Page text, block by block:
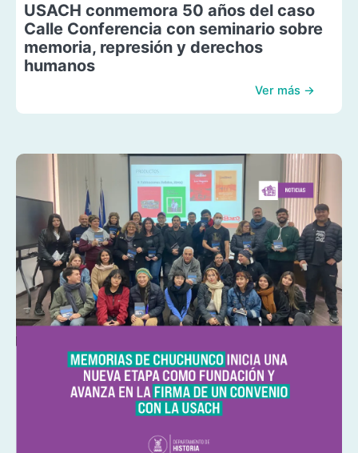
USACH conmemora 50 años del caso
Calle Conferencia con seminario sobre
memoria, represión y derechos
humanos
Ver más →